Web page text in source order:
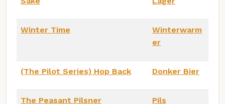
Winter Time
Winterwarm
er
(The Pilot Series) Hop Back Donker Bier
The Peasant Pilsner Pils